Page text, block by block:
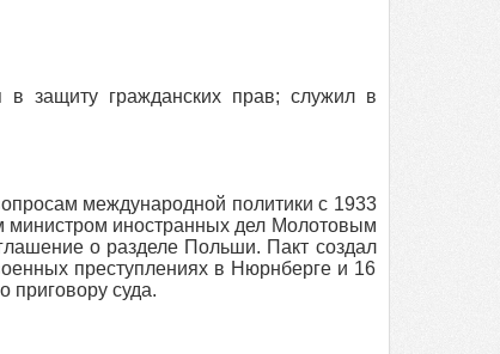
защиту гражданских прав; служил в
международной политики с 1933
министром иностранных дел Молотовым
о разделе Польши. Пакт создал
преступлениях в Нюрнберге и 16
приговору суда.